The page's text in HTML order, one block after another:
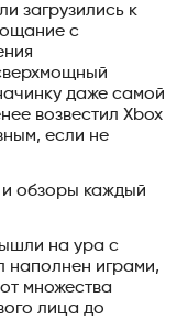
загрузились к
с
даже самой
возвестил Xbox
если не
и обзоры каждый
на ура с
наполнен играми,
множества
лица до